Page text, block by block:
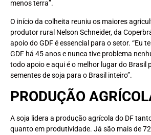
menos terra”.
O início da colheita reuniu os maiores
produtor rural Nelson Schneider, da
apoio do GDF é essencial para o setor. “Eu
GDF há 45 anos e nunca tive problema
todo apoio e aqui é o melhor lugar do Brasil
sementes de soja para o Brasil inteiro”.
PRODUÇÃO
A soja lidera a produção agrícola do DF
quanto em produtividade. Já são mais de